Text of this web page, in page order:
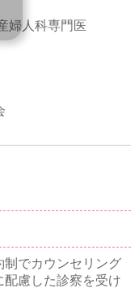
婦人科専門医
制でカウンセリング
配慮した診察を受け